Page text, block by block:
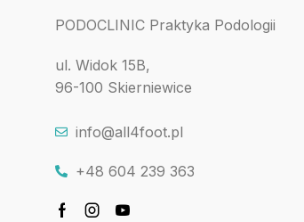
PODOCLINIC Praktyka Podologii
ul. Widok 15B,
96-100 Skierniewice
info@all4foot.pl
+48 604 239 363